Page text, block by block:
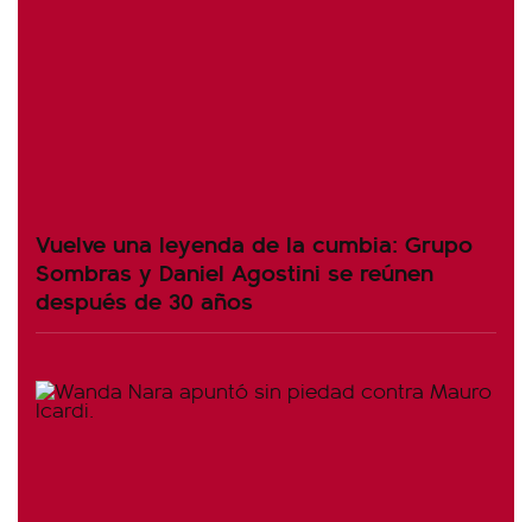
Vuelve una leyenda de la cumbia: Grupo
Sombras y Daniel Agostini se reúnen
después de 30 años